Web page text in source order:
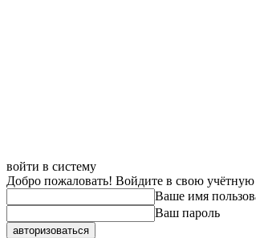
войти в систему
Добро пожаловать! Войдите в свою учётную
Ваше имя
Ваш пароль